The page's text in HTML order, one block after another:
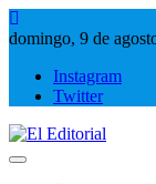
Saltar
al
domingo, 9 de
Instagram
Twitter